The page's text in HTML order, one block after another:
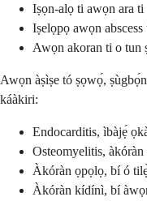
Iṣọn-alọ ti awọn ara
Iṣelọpọ awọn
Awọn akoran ti o tun
Awọn àṣìṣe tó ṣọwọ́,
káàkiri:
Endocarditis, ìbàjẹ́
Osteomyelitis,
Àkóràn ọpọlọ, bí ó
Àkóràn kídínì, bí